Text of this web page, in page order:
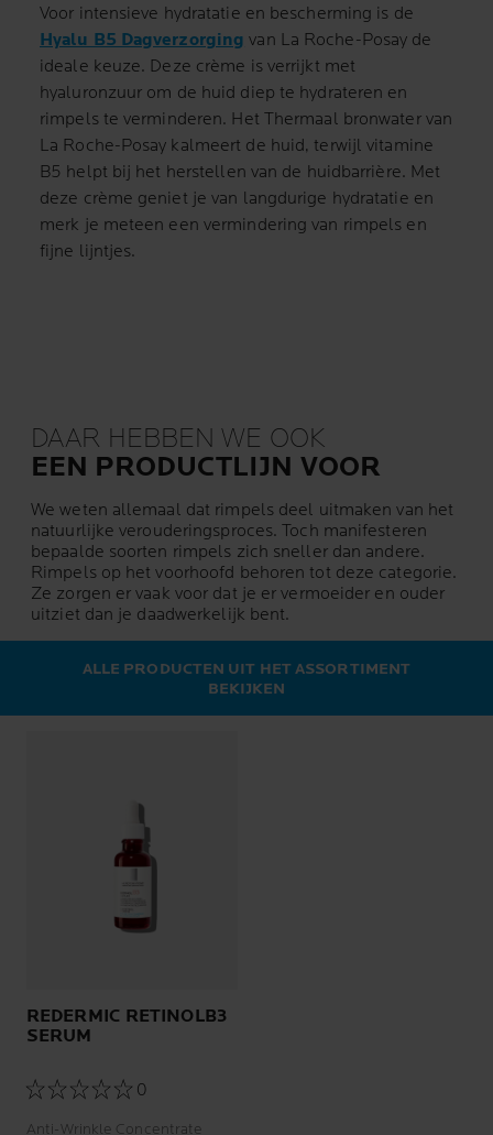
Voor intensieve hydratatie en bescherming is de
Hyalu B5 Dagverzorging van La Roche-Posay de
ideale keuze. Deze crème is verrijkt met
hyaluronzuur om de huid diep te hydrateren en
rimpels te verminderen. Het Thermaal bronwater van
La Roche-Posay kalmeert de huid, terwijl vitamine
B5 helpt bij het herstellen van de huidbarrière. Met
deze crème geniet je van langdurige hydratatie en
merk je meteen een vermindering van rimpels en
fijne lijntjes.
DAAR HEBBEN WE OOK
EEN PRODUCTLIJN VOOR
We weten allemaal dat rimpels deel uitmaken van het
natuurlijke verouderingsproces. Toch manifesteren
bepaalde soorten rimpels zich sneller dan andere.
Rimpels op het voorhoofd behoren tot deze categorie.
Ze zorgen er vaak voor dat je er vermoeider en ouder
uitziet dan je daadwerkelijk bent.
ALLE PRODUCTEN UIT HET ASSORTIMENT
BEKIJKEN
REDERMIC RETINOLB3
SERUM
0
Anti-Wrinkle Concentrate